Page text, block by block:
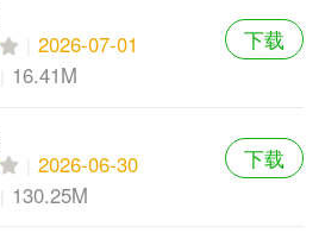
2026-07-01
16.41M
下载
2026-06-30
130.25M
下载